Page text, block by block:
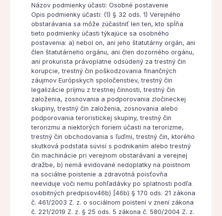
Názov podmienky účasti: Osobné postavenie
Opis podmienky účasti: (1) § 32 ods. 1) Verejného
obstarávania sa môže zúčastniť len ten, kto spĺňa
tieto podmienky účasti týkajúce sa osobného
postavenia: a) nebol on, ani jeho štatutárny orgán, ani
člen štatutárneho orgánu, ani člen dozorného orgánu,
ani prokurista právoplatne odsúdený za trestný čin
korupcie, trestný čin poškodzovania finančných
záujmov Európskych spoločenstiev, trestný čin
legalizácie príjmu z trestnej činnosti, trestný čin
založenia, zosnovania a podporovania zločineckej
skupiny, trestný čin založenia, zosnovania alebo
podporovania teroristickej skupiny, trestný čin
terorizmu a niektorých foriem účasti na terorizme,
trestný čin obchodovania s ľuďmi, trestný čin, ktorého
skutková podstata súvisí s podnikaním alebo trestný
čin machinácie pri verejnom obstarávaní a verejnej
dražbe, b) nemá evidované nedoplatky na poistnom
na sociálne poistenie a zdravotná poisťovňa
neeviduje voči nemu pohľadávky po splatnosti podľa
osobitných predpisov46b) [46b) § 170 ods. 21 zákona
č. 461/2003 Z. z. o sociálnom poistení v znení zákona
č. 221/2019 Z. z. § 25 ods. 5 zákona č. 580/2004 Z. z.